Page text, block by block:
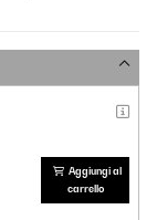
Aggiungi al
carrello